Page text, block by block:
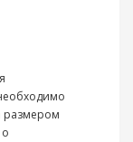
размером